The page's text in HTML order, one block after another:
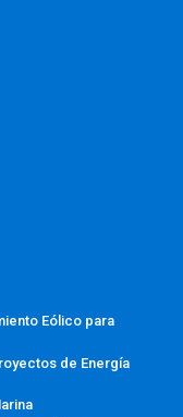
Eólico para
de Energía